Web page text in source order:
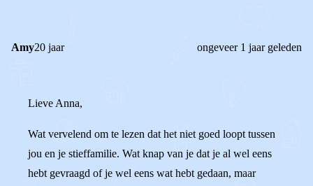
Amy20 jaar ongeveer 1 jaar geleden
Lieve Anna,
Wat vervelend om te lezen dat het niet goed loopt tussen
jou en je stieffamilie. Wat knap van je dat je al wel eens
hebt gevraagd of je wel eens wat hebt gedaan, maar